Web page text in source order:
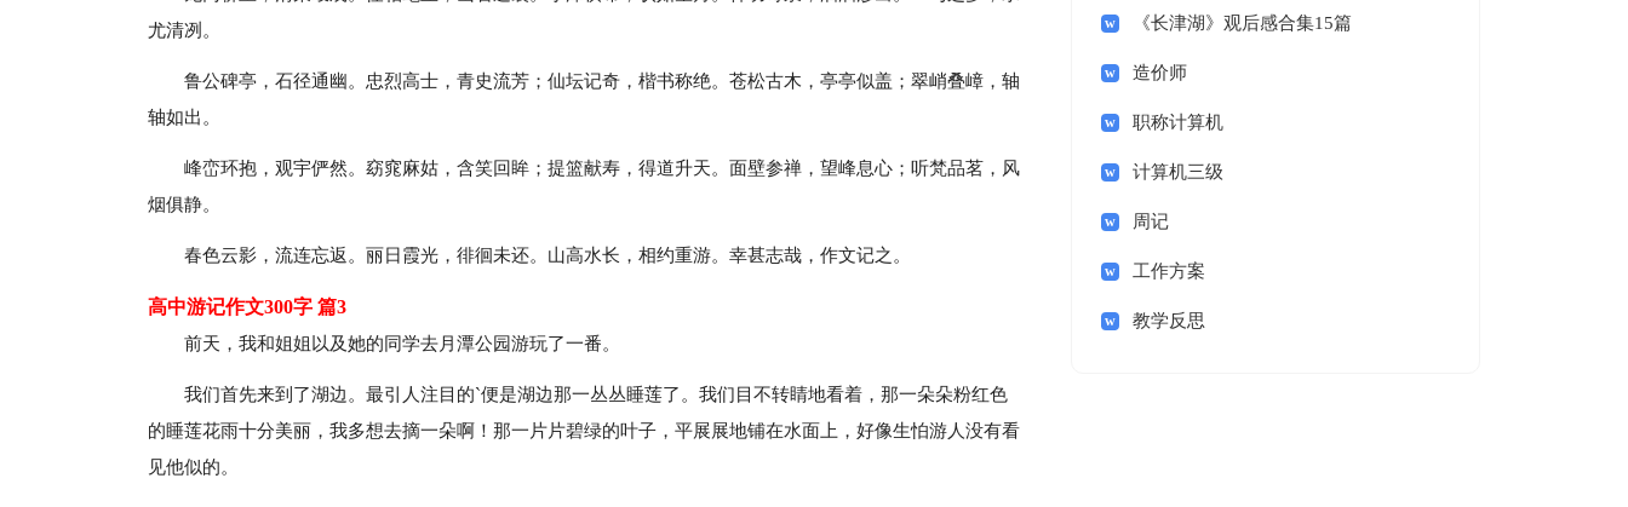
尤清冽。
鲁公碑亭，石径通幽。忠烈高士，青史流芳；仙坛记奇，楷书称绝。苍松古木，亭亭似盖；翠峭叠嶂，轴
轴如出。
峰峦环抱，观宇俨然。窈窕麻姑，含笑回眸；提篮献寿，得道升天。面壁参禅，望峰息心；听梵品茗，风
烟俱静。
春色云影，流连忘返。丽日霞光，徘徊未还。山高水长，相约重游。幸甚志哉，作文记之。
高中游记作文300字 篇3
前天，我和姐姐以及她的同学去月潭公园游玩了一番。
我们首先来到了湖边。最引人注目的`便是湖边那一丛丛睡莲了。我们目不转睛地看着，那一朵朵粉红色
的睡莲花雨十分美丽，我多想去摘一朵啊！那一片片碧绿的叶子，平展展地铺在水面上，好像生怕游人没有看
见他似的。
《长津湖》观后感合集15篇
造价师
职称计算机
计算机三级
周记
工作方案
教学反思